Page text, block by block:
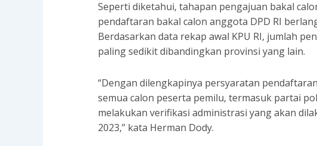
Seperti diketahui, tahapan pengajuan bakal
pendaftaran bakal calon anggota DPD RI
Berdasarkan data rekap awal KPU RI, jumlah
paling sedikit dibandingkan provinsi yang lain.
“Dengan dilengkapinya persyaratan
semua calon peserta pemilu, termasuk partai
melakukan verifikasi administrasi yang akan
2023,” kata Herman Dody.